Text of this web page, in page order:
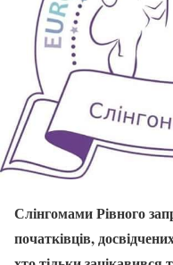
Слінгомами Рівного
початківців,